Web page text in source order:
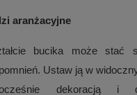
aranżacyjne
bucika może stać
Ustaw ją w
dekoracją i